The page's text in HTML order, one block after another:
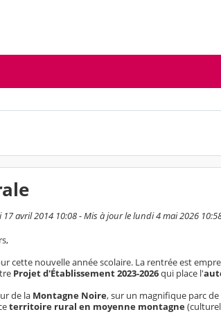
avril 2014 10:08 - Mis à jour le lundi 4 mai 2026
cette nouvelle année scolaire. La rentrée est
Projet d'Établissement 2023-2026qui place l'
de la Montagne Noire, sur un magnifique parc
territoire rural en moyenne montagne